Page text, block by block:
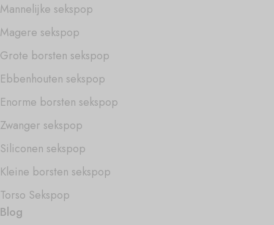
Mannelijke sekspop
Magere sekspop
Grote borsten sekspop
Ebbenhouten sekspop
Enorme borsten sekspop
Zwanger sekspop
Siliconen sekspop
Kleine borsten sekspop
Torso Sekspop
Blog